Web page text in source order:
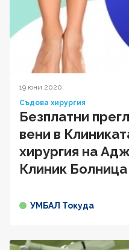
19 юни 2020
Съдова хирургия
Безплатни
вени в
хирургия на
Клиник
УМБАЛ Токуда